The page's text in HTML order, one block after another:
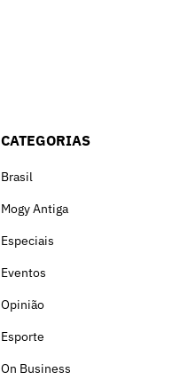
CATEGORIAS
Brasil
Mogy Antiga
Especiais
Eventos
Opinião
Esporte
On Business